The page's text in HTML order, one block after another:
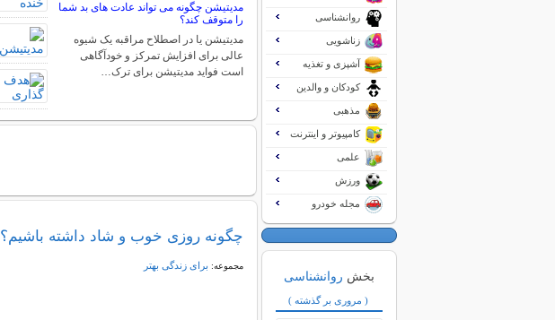
مدیتیشن چگونه می تواند عادت های بد شما
را متوقف کند؟
مدیتیشن یا در اصطلاح مراقبه یک شیوه
عالی برای افزایش تمرکز و خودآگاهی
است فواید مدیتیشن برای ترک…
چگونه روزی خوب و شاد داشته باشیم؟
مجموعه: برای زندگی بهتر
روانشناسی
زناشویی
آشپزی و تغذیه
کودکان و والدین
مذهبی
کامپیوتر و اینترنت
علمی
ورزش
مجله خودرو
بخش روانشناسی
( مروری بر گذشته )